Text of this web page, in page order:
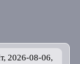
2026-08-06,